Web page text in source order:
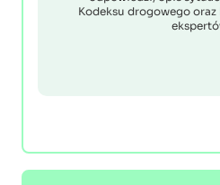
Kodeksu drogowego